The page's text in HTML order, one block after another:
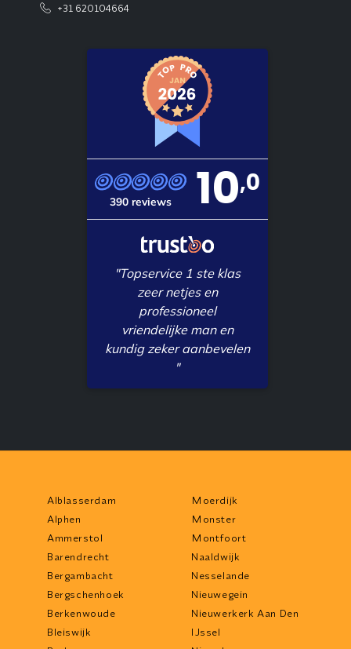
+31 620104664
390 reviews 10,0
"Topservice 1 ste klas
zeer netjes en
professioneel
vriendelijke man en
kundig zeker aanbevelen
"
Alblasserdam
Alphen
Ammerstol
Barendrecht
Bergambacht
Bergschenhoek
Berkenwoude
Bleiswijk
Moerdijk
Monster
Montfoort
Naaldwijk
Nesselande
Nieuwegein
Nieuwerkerk Aan Den
IJssel